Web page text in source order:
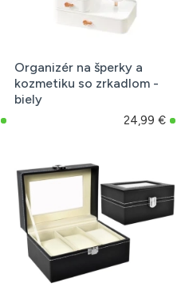
Organizér na šperky a
kozmetiku so zrkadlom -
biely
24,99 €